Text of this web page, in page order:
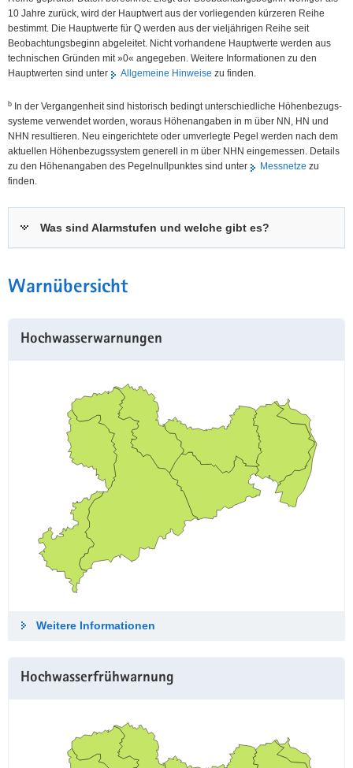
10 Jahre zurück, wird der Hauptwert aus der vorliegenden kürzeren Reihe
bestimmt. Die Hauptwerte für Q werden aus der vieljährigen Reihe seit
Beobachtungsbeginn abgeleitet. Nicht vorhandene Hauptwerte werden aus
technischen Gründen mit »0« angegeben. Weitere Informationen zu den
Hauptwerten sind unter
Allgemeine Hinweise zu finden.
b In der Vergangenheit sind historisch bedingt unterschiedliche Höhen­bezugs­
systeme verwendet worden, woraus Höhen­angaben in m über NN, HN und
NHN resultieren. Neu eingerichtete oder umverlegte Pegel werden nach dem
aktuellen Höhen­bezugs­system generell in m über NHN eingemessen. Details
zu den Höhenangaben des Pegel­nullpunktes sind unter
Messnetze zu
finden.
Was sind Alarmstufen und welche gibt es?
Warnübersicht
Hochwasserwarnungen
Weitere Informationen
Hochwasserfrühwarnung